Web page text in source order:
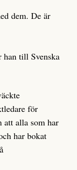
dem. De är
han till Svenska
för
att alla som har
har bokat